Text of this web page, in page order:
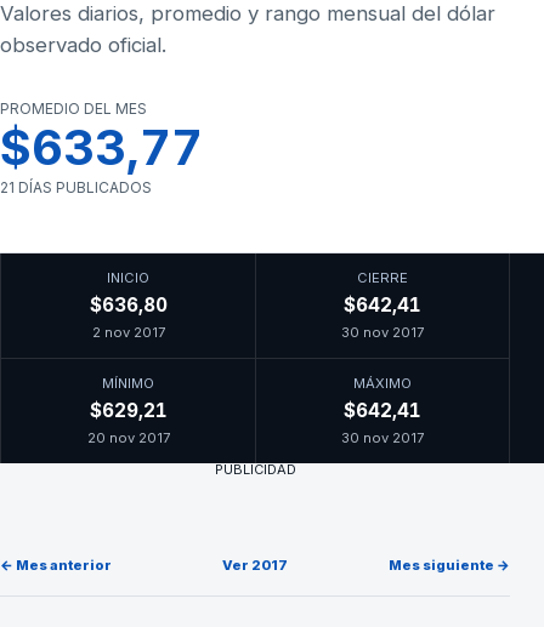
Valores diarios, promedio y rango mensual del dólar
observado oficial.
PROMEDIO DEL MES
$633,77
21 DÍAS PUBLICADOS
INICIO
$636,80
2 nov 2017
CIERRE
$642,41
30 nov 2017
MÍNIMO
$629,21
20 nov 2017
MÁXIMO
$642,41
30 nov 2017
PUBLICIDAD
← Mes anterior Ver 2017 Mes siguiente →